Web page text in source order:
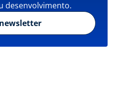
desenvolvimento.